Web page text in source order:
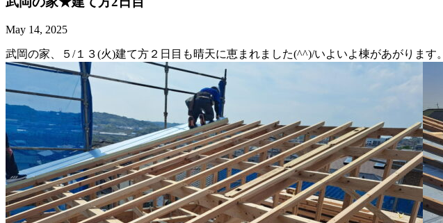
May 14, 2025
武岡の家、５/１３(火)建て方２日目も晴天に恵まれました(^^)/いよいよ棟があがります。